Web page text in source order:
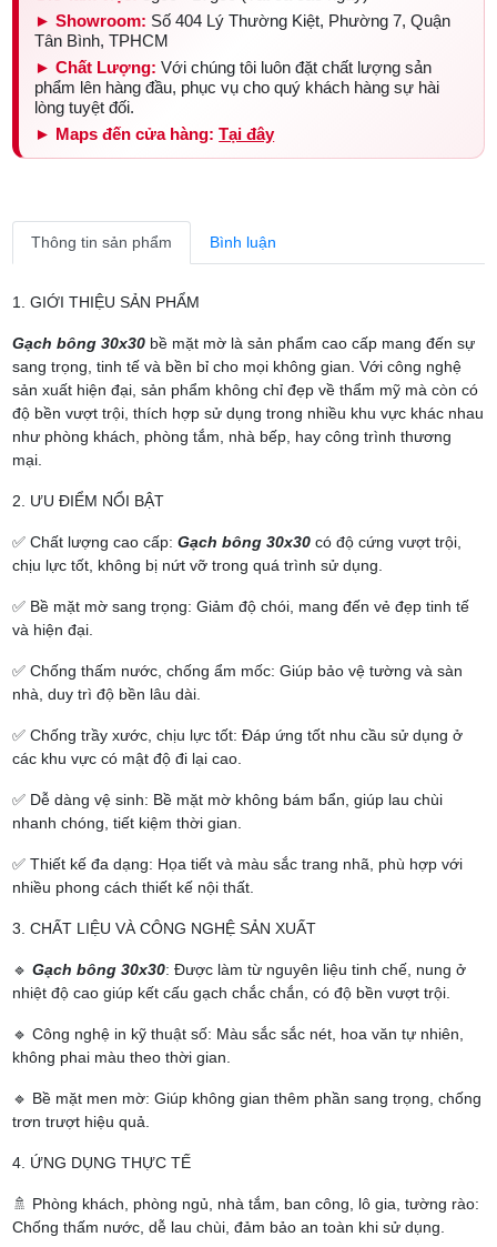
► Showroom: Số 404 Lý Thường Kiệt, Phường 7, Quận
Tân Bình, TPHCM
► Chất Lượng: Với chúng tôi luôn đặt chất lượng sản
phẩm lên hàng đầu, phục vụ cho quý khách hàng sự hài
lòng tuyệt đối.
► Maps đến cửa hàng: Tại đây
Thông tin sản phẩm Bình luận
1. GIỚI THIỆU SẢN PHẨM
Gạch bông 30x30 bề mặt mờ là sản phẩm cao cấp mang đến sự
sang trọng, tinh tế và bền bỉ cho mọi không gian. Với công nghệ
sản xuất hiện đại, sản phẩm không chỉ đẹp về thẩm mỹ mà còn có
độ bền vượt trội, thích hợp sử dụng trong nhiều khu vực khác nhau
như phòng khách, phòng tắm, nhà bếp, hay công trình thương
mại.
2. ƯU ĐIỂM NỔI BẬT
✅ Chất lượng cao cấp:Gạch bông 30x30 có độ cứng vượt trội,
chịu lực tốt, không bị nứt vỡ trong quá trình sử dụng.
✅ Bề mặt mờ sang trọng: Giảm độ chói, mang đến vẻ đẹp tinh tế
và hiện đại.
✅ Chống thấm nước, chống ẩm mốc: Giúp bảo vệ tường và sàn
nhà, duy trì độ bền lâu dài.
✅ Chống trầy xước, chịu lực tốt: Đáp ứng tốt nhu cầu sử dụng ở
các khu vực có mật độ đi lại cao.
✅ Dễ dàng vệ sinh: Bề mặt mờ không bám bẩn, giúp lau chùi
nhanh chóng, tiết kiệm thời gian.
✅ Thiết kế đa dạng: Họa tiết và màu sắc trang nhã, phù hợp với
nhiều phong cách thiết kế nội thất.
3. CHẤT LIỆU VÀ CÔNG NGHỆ SẢN XUẤT
🔹Gạch bông 30x30: Được làm từ nguyên liệu tinh chế, nung ở
nhiệt độ cao giúp kết cấu gạch chắc chắn, có độ bền vượt trội.
🔹 Công nghệ in kỹ thuật số: Màu sắc sắc nét, hoa văn tự nhiên,
không phai màu theo thời gian.
🔹 Bề mặt men mờ: Giúp không gian thêm phần sang trọng, chống
trơn trượt hiệu quả.
4. ỨNG DỤNG THỰC TẾ
🚿 Phòng khách, phòng ngủ, nhà tắm, ban công, lô gia, tường rào:
Chống thấm nước, dễ lau chùi, đảm bảo an toàn khi sử dụng.